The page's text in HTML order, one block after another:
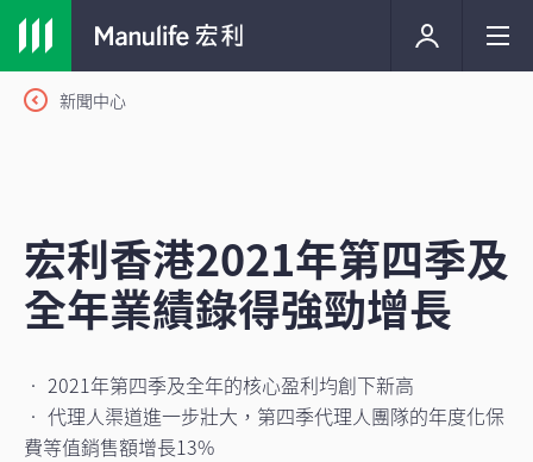
新聞中心
宏利香港2021年第四季及
全年業績錄得強勁增長
• 2021年第四季及全年的核心盈利均創下新高
• 代理人渠道進一步壯大，第四季代理人團隊的年度化保
費等值銷售額增長13%